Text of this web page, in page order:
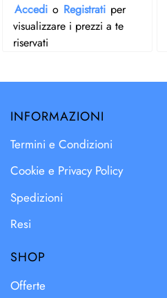
Accedi o Registrati per
visualizzare i prezzi a te
riservati
INFORMAZIONI
Termini e Condizioni
Cookie e Privacy Policy
Spedizioni
Resi
SHOP
Offerte